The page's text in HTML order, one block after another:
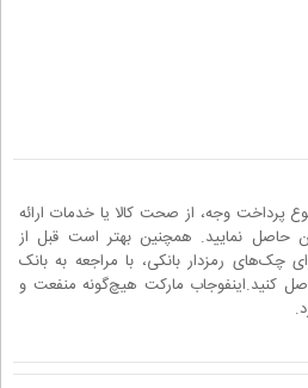
پرداخت وجه، از صحت کالا یا خدمات ارائه
حاصل نمایید. همچنین بهتر است قبل از
چک‌های رمزدار بانکی، با مراجعه به بانک
کنید.اینفوجاب مارکت هیچ‌گونه منفعت و